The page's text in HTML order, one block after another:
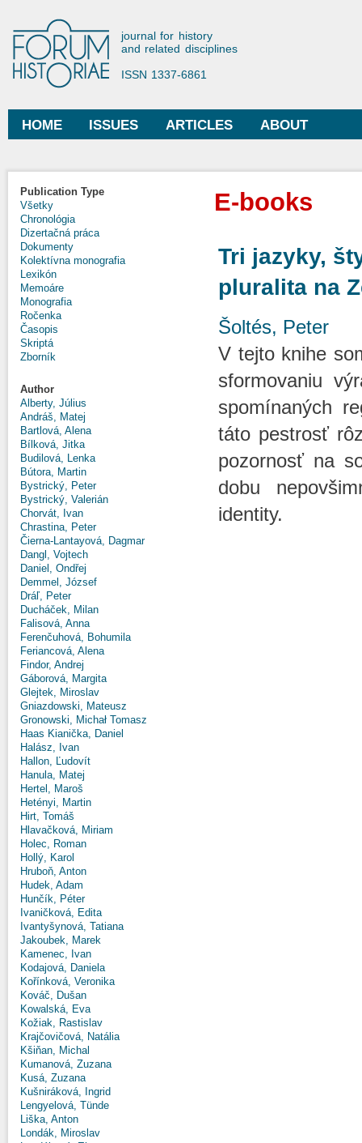
Forum Historiae
journal for history
and related disciplines
ISSN 1337-6861
Main menu
HOME ISSUES ARTICLES ABOUT
Publication Type
Všetky
Chronológia
Dizertačná práca
Dokumenty
Kolektívna monografia
Lexikón
Memoáre
Monografia
Ročenka
Časopis
Skriptá
Zborník
Author
Alberty, Július
Andráš, Matej
Bartlová, Alena
Bílková, Jitka
Budilová, Lenka
Bútora, Martin
Bystrický, Peter
Bystrický, Valerián
Chorvát, Ivan
Chrastina, Peter
Čierna-Lantayová, Dagmar
Dangl, Vojtech
Daniel, Ondřej
Demmel, József
Dráľ, Peter
Ducháček, Milan
Falisová, Anna
Ferenčuhová, Bohumila
Feriancová, Alena
Findor, Andrej
Gáborová, Margita
Glejtek, Miroslav
Gniazdowski, Mateusz
Gronowski, Michał Tomasz
Haas Kianička, Daniel
Halász, Ivan
Hallon, Ľudovít
Hanula, Matej
Hertel, Maroš
Hetényi, Martin
Hirt, Tomáš
Hlavačková, Miriam
Holec, Roman
Hollý, Karol
Hruboň, Anton
Hudek, Adam
Hunčík, Péter
Ivaničková, Edita
Ivantyšynová, Tatiana
Jakoubek, Marek
Kamenec, Ivan
Kodajová, Daniela
Kořínková, Veronika
Kováč, Dušan
Kowalská, Eva
Kožiak, Rastislav
Krajčovičová, Natália
Kšiňan, Michal
Kumanová, Zuzana
Kusá, Zuzana
Kušniráková, Ingrid
Lengyelová, Tünde
Liška, Anton
Londák, Miroslav
E-books
Tri jazyky,
pluralita na
Šoltés, Peter
V tejto knihe
sformovaniu
spomínaných
táto pestrosť
pozornosť na
dobu
identity.